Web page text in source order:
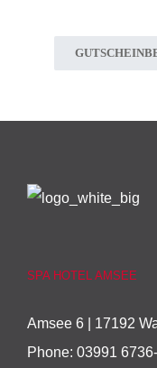
SPA HOTEL AMSEE
Amsee 6 | 17192
Phone: 03991